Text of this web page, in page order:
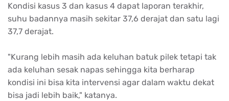
Kondisi kasus 3 dan kasus 4 dapat laporan terakhir,
suhu badannya masih sekitar 37,6 derajat dan satu lagi
37,7 derajat.
"Kurang lebih masih ada keluhan batuk pilek tetapi tak
ada keluhan sesak napas sehingga kita berharap
kondisi ini bisa kita intervensi agar dalam waktu dekat
bisa jadi lebih baik," katanya.